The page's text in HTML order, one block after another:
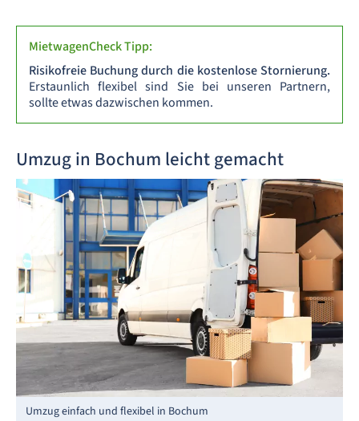
MietwagenCheck Tipp:
Risikofreie Buchung durch die kostenlose Stornierung.
Erstaunlich flexibel sind Sie bei unseren Partnern,
sollte etwas dazwischen kommen.
Umzug in Bochum leicht gemacht
Umzug einfach und flexibel in Bochum